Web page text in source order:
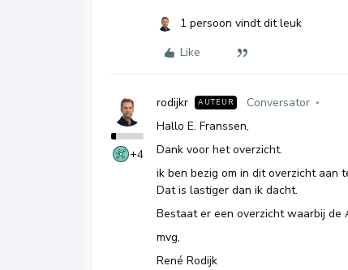
1 persoon vindt dit leuk
Like
+4
rodijkr AUTEUR Conversator
Hallo E. Franssen,
Dank voor het overzicht.
ik ben bezig om in dit overzicht aan
Dat is lastiger dan ik dacht.
Bestaat er een overzicht waarbij de
mvg,
René Rodijk